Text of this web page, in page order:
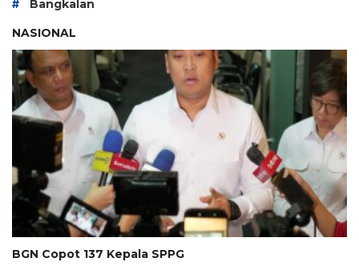
#
Bangkalan
NASIONAL
BGN Copot 137 Kepala SPPG